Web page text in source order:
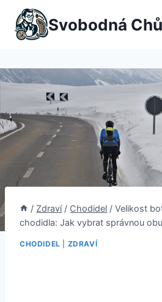
Přeskočit
obsah
Svobodná
/ Zdraví / Chodidel / Velikost
chodidla: Jak vybrat správnou
CHODIDEL ZDRAVÍ